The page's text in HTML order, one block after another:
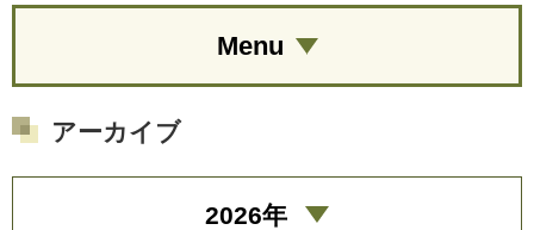
Menu
アーカイブ
2026年